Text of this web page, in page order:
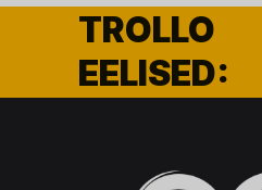
TROLLO
EELISED: